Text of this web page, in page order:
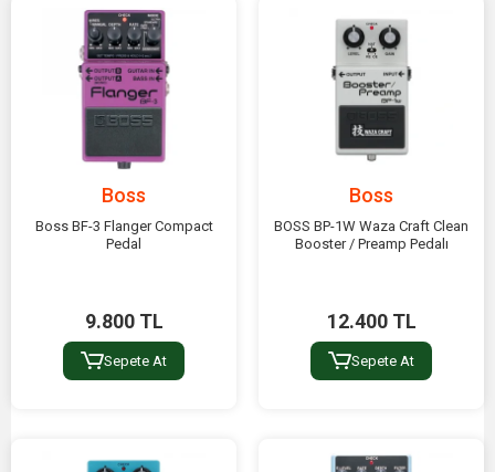
Boss
Boss BF-3 Flanger Compact
Pedal
9.800 TL
Sepete At
Boss
BOSS BP-1W Waza Craft Clean
Booster / Preamp Pedalı
12.400 TL
Sepete At